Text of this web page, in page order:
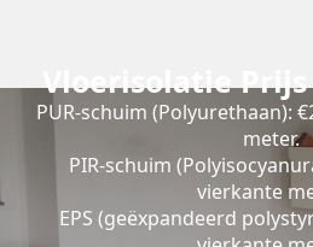
Vloerisolatie
PUR-schuim (Polyurethaan):
meter.
PIR-schuim
vierkante
EPS (geëxpandeerd